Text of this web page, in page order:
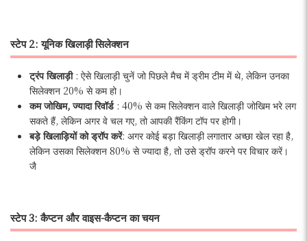
स्टेप 2: यूनिक खिलाड़ी सिलेक्शन
ट्रंप खिलाड़ी: ऐसे खिलाड़ी चुनें जो पिछले मैच में ड्रीम टीम में थे, लेकिन उनका
सिलेक्शन 20% से कम हो।
कम जोखिम, ज्यादा रिवॉर्ड: 40% से कम सिलेक्शन वाले खिलाड़ी जोखिम भरे लग
सकते हैं, लेकिन अगर वे चल गए, तो आपकी रैंकिंग टॉप पर होगी।
बड़े खिलाड़ियों को ड्रॉप करें: अगर कोई बड़ा खिलाड़ी लगातार अच्छा खेल रहा है,
लेकिन उसका सिलेक्शन 80% से ज्यादा है, तो उसे ड्रॉप करने पर विचार करें।
जै
स्टेप 3: कैप्टन और वाइस-कैप्टन का चयन